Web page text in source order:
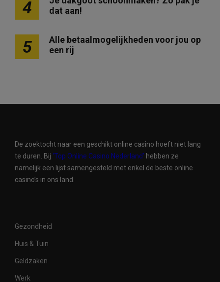
4
dat aan!
5
Alle betaalmogelijkheden voor jou op
een rij
De zoektocht naar een geschikt online casino hoeft niet lang
te duren. Bij ‘Top Online Casino Nederland’ hebben ze
namelijk een lijst samengesteld met enkel de beste online
casino’s in ons land.
Gezondheid
Huis & Tuin
Geldzaken
Werk